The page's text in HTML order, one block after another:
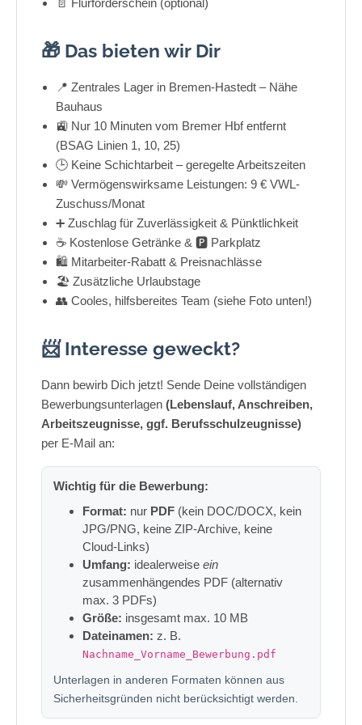
📄 Flurförderschein (optional)
🎁 Das bieten wir Dir
📍 Zentrales Lager in Bremen-Hastedt – Nähe
Bauhaus
🚉 Nur 10 Minuten vom Bremer Hbf entfernt
(BSAG Linien 1, 10, 25)
🕒 Keine Schichtarbeit – geregelte Arbeitszeiten
💸 Vermögenswirksame Leistungen: 9 € VWL-
Zuschuss/Monat
➕ Zuschlag für Zuverlässigkeit & Pünktlichkeit
☕ Kostenlose Getränke & 🅿️ Parkplatz
🛍️ Mitarbeiter-Rabatt & Preisnachlässe
🏖️ Zusätzliche Urlaubstage
👥 Cooles, hilfsbereites Team (siehe Foto unten!)
📨 Interesse geweckt?
Dann bewirb Dich jetzt! Sende Deine vollständigen
Bewerbungsunterlagen (Lebenslauf, Anschreiben,
Arbeitszeugnisse, ggf. Berufsschulzeugnisse)
per E-Mail an:
Wichtig für die Bewerbung:
Format: nur PDF (kein DOC/DOCX, kein
JPG/PNG, keine ZIP-Archive, keine
Cloud-Links)
Umfang: idealerweise ein
zusammenhängendes PDF (alternativ
max. 3 PDFs)
Größe: insgesamt max. 10 MB
Dateinamen: z. B.
Nachname_Vorname_Bewerbung.pdf
Unterlagen in anderen Formaten können aus
Sicherheitsgründen nicht berücksichtigt werden.